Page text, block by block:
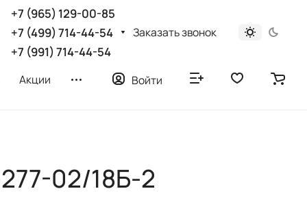
+7 (965) 129-00-85
+7 (499) 714-44-54
+7 (991) 714-44-54
Заказать звонок
Акции Войти
02/18Б-2